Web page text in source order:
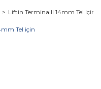
Liftin Terminalli 14mm Tel için